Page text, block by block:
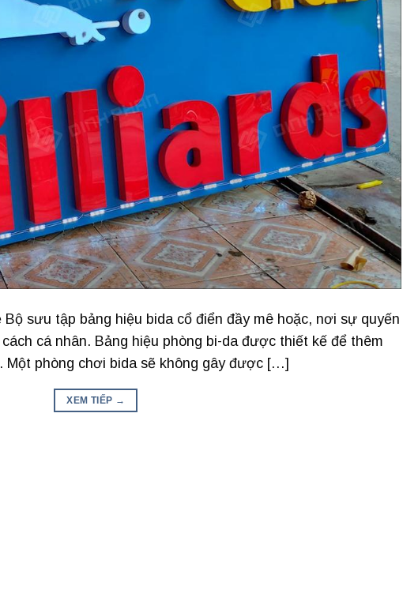
sưu tập bảng hiệu bida cổ điển đầy mê hoặc, nơi sự quyến
cá nhân. Bảng hiệu phòng bi-da được thiết kế để thêm
phòng chơi bida sẽ không gây được […]
XEM TIẾP →